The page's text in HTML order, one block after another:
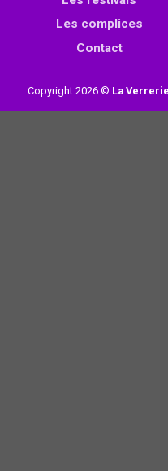
Les complices
Contact
Copyright 2026 © La